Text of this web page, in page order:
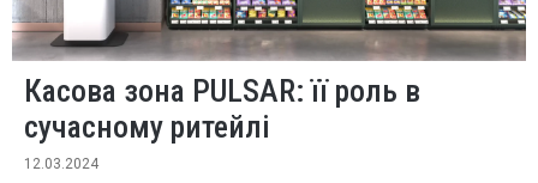
Касова зона PULSAR: її роль в
сучасному ритейлі
12.03.2024